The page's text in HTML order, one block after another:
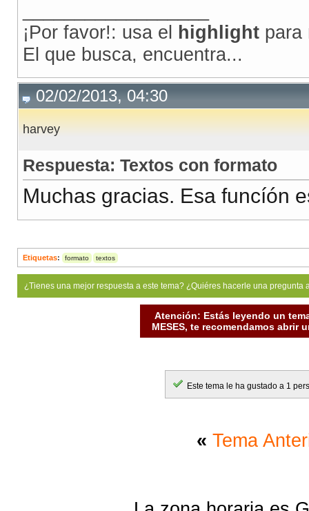
¡Por favor!: usa el highlight para
El que busca, encuentra...
02/02/2013, 04:30
harvey
Respuesta: Textos con formato
Muchas gracias. Esa funcíón
Etiquetas: formato textos
¿Tienes una mejor respuesta a este tema? ¿Quiéres hacerle una
Atención: Estás leyendo un
MESES, te recomendamos abrir
Este tema le ha gustado a 1
« Tema